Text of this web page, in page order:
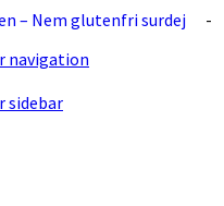
– Nem glutenfri surdej -
navigation
sidebar